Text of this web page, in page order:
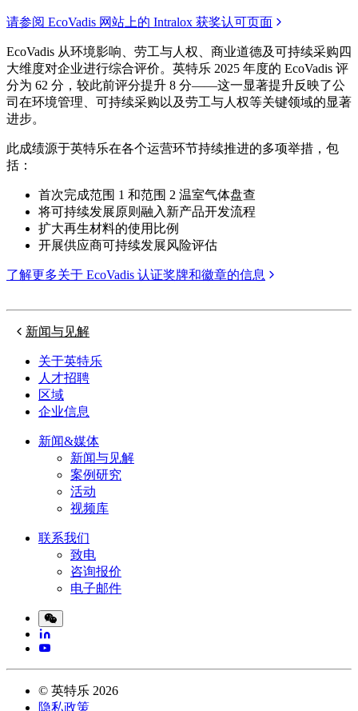
请参阅 EcoVadis 网站上的 Intralox 获奖认可页面
EcoVadis 从环境影响、劳工与人权、商业道德及可持续采购四
大维度对企业进行综合评价。英特乐 2025 年度的 EcoVadis 评
分为 62 分，较此前评分提升 8 分——这一显著提升反映了公
司在环境管理、可持续采购以及劳工与人权等关键领域的显著
进步。
此成绩源于英特乐在各个运营环节持续推进的多项举措，包
括：
首次完成范围 1 和范围 2 温室气体盘查
将可持续发展原则融入新产品开发流程
扩大再生材料的使用比例
开展供应商可持续发展风险评估
了解更多关于 EcoVadis 认证奖牌和徽章的信息
新闻与见解
关于英特乐
人才招聘
区域
企业信息
新闻&媒体
新闻与见解
案例研究
活动
视频库
联系我们
致电
咨询报价
电子邮件
© 英特乐 2026
隐私政策